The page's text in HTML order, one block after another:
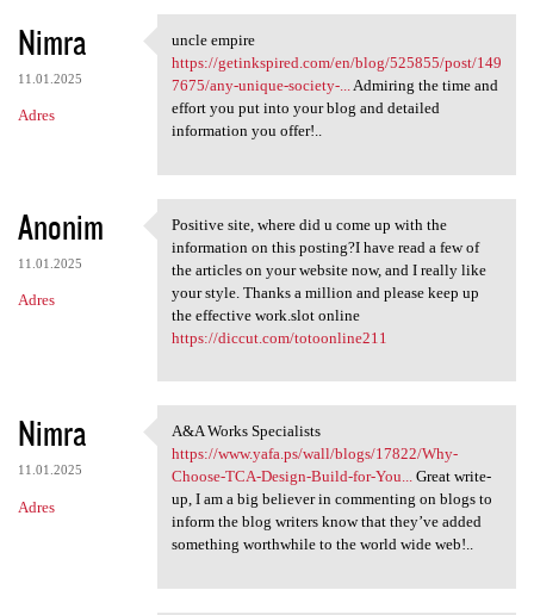
Nimra
11.01.2025
Adres
uncle empire https:/
uncle empire
https://getinkspired.com/en/blog/525855/post/149
7675/any-unique-society-...Admiring the time and
effort you put into your blog and detailed
information you offer!..
Anonim
11.01.2025
Adres
Positive site, where did u
Positive site, where did u come up with the
information on this posting?I have read a few of
the articles on your website now, and I really like
your style. Thanks a million and please keep up
the effective work.slot online
https://diccut.com/totoonline211
Nimra
11.01.2025
Adres
A&A Works Specialists https:/
A&A Works Specialists
https://www.yafa.ps/wall/blogs/17822/Why-
Choose-TCA-Design-Build-for-You...Great write-
up, I am a big believer in commenting on blogs to
inform the blog writers know that they’ve added
something worthwhile to the world wide web!..